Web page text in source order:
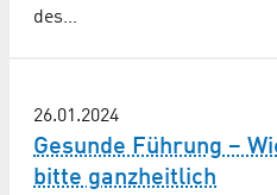
des…
26.01.2024
Gesunde Führung –
bitte ganzheitlich